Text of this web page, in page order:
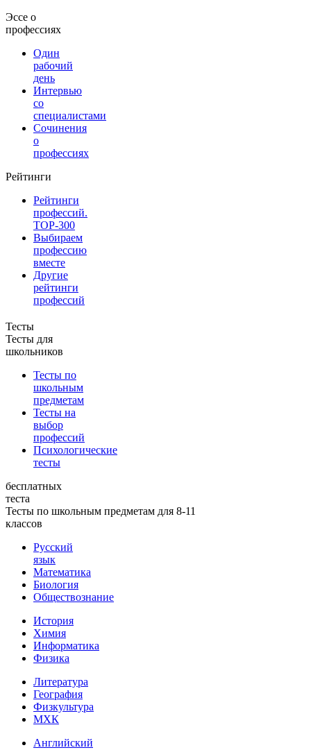
Эссе о
профессиях
Один
рабочий
день
Интервью
со
специалистами
Сочинения
о
профессиях
Рейтинги
Рейтинги
профессий.
TOP-300
Выбираем
профессию
вместе
Другие
рейтинги
профессий
Тесты
Тесты для
школьников
Тесты по
школьным
предметам
Тесты на
выбор
профессий
Психологические
тесты
бесплатных
теста
Тесты по школьным предметам для 8-11
классов
Русский
язык
Математика
Биология
Обществознание
История
Химия
Информатика
Физика
Литература
География
Физкультура
МХК
Английский